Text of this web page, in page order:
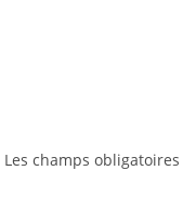
Les champs obligatoires